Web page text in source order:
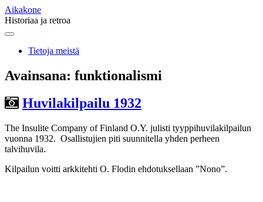
Aikakone
Historiaa ja retroa
Main
Skip
contentTietoja meistä
Avainsana: funktionalismi
Huvilakilpailu 1932
The Insulite Company of Finland O.Y. julisti tyyppihuvilakilpailun
vuonna 1932. Osallistujien piti suunnitella yhden perheen
talvihuvila.
Kilpailun voitti arkkitehti O. Flodin ehdotuksellaan ”Nono”.